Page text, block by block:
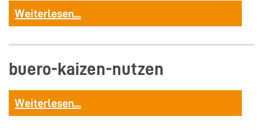
Weiterlesen...
buero-kaizen-nutzen
Weiterlesen...